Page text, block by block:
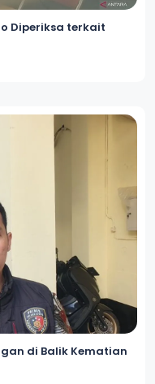
Diperiksa terkait
di Balik Kematian